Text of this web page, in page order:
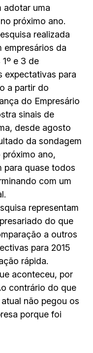
adotar uma
próximo ano.
realizada
empresários da
e 3 de
expectativas para
a partir do
do Empresário
sinais de
desde agosto
da sondagem
ano,
para quase todos
com um
representam
do que
a outros
para 2015
rápida.
aconteceu, por
contrário do que
não pegou os
porque foi